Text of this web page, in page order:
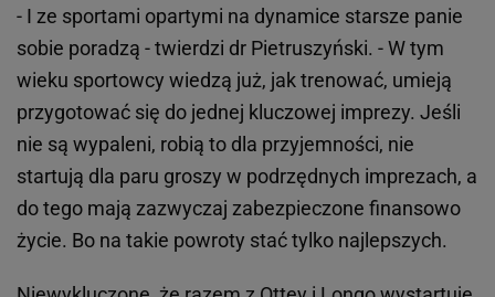
- I ze sportami opartymi na dynamice starsze panie
sobie poradzą - twierdzi dr Pietruszyński. - W tym
wieku sportowcy wiedzą już, jak trenować, umieją
przygotować się do jednej kluczowej imprezy. Jeśli
nie są wypaleni, robią to dla przyjemności, nie
startują dla paru groszy w podrzędnych imprezach, a
do tego mają zazwyczaj zabezpieczone finansowo
życie. Bo na takie powroty stać tylko najlepszych.